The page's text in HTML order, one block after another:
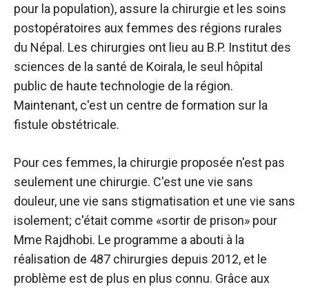
pour la population), assure la chirurgie et les soins
postopératoires aux femmes des régions rurales
du Népal. Les chirurgies ont lieu au B.P. Institut des
sciences de la santé de Koirala, le seul hôpital
public de haute technologie de la région.
Maintenant, c'est un centre de formation sur la
fistule obstétricale.
Pour ces femmes, la chirurgie proposée n'est pas
seulement une chirurgie. C'est une vie sans
douleur, une vie sans stigmatisation et une vie sans
isolement; c'était comme «sortir de prison» pour
Mme Rajdhobi. Le programme a abouti à la
réalisation de 487 chirurgies depuis 2012, et le
problème est de plus en plus connu. Grâce aux